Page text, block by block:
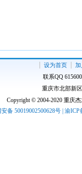
设为首页
加
联系QQ
重庆市北部新
Copyright © 2004-2020 重庆
备 50019002500628号 | 渝